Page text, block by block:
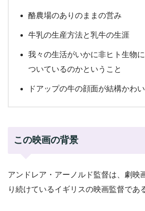
酪農場のありのままの営み
牛乳の生産方法と乳牛の生涯
我々の生活がいかに非ヒト生物
ついているのかということ
ドアップの牛の顔面が結構かわ
この映画の背景
アンドレア・アーノルド監督は、劇映
り続けているイギリスの映画監督であ